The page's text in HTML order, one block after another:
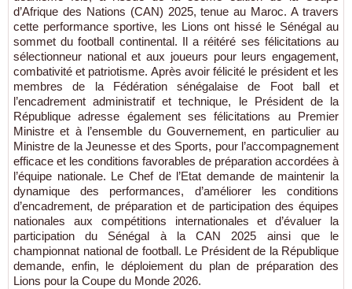
d’Afrique des Nations (CAN) 2025, tenue au Maroc. A travers
cette performance sportive, les Lions ont hissé le Sénégal au
sommet du football continental. Il a réitéré ses félicitations au
sélectionneur national et aux joueurs pour leurs engagement,
combativité et patriotisme. Après avoir félicité le président et les
membres de la Fédération sénégalaise de Foot ball et
l’encadrement administratif et technique, le Président de la
République adresse également ses félicitations au Premier
Ministre et à l’ensemble du Gouvernement, en particulier au
Ministre de la Jeunesse et des Sports, pour l’accompagnement
efficace et les conditions favorables de préparation accordées à
l’équipe nationale. Le Chef de l’Etat demande de maintenir la
dynamique des performances, d’améliorer les conditions
d’encadrement, de préparation et de participation des équipes
nationales aux compétitions internationales et d’évaluer la
participation du Sénégal à la CAN 2025 ainsi que le
championnat national de football. Le Président de la République
demande, enfin, le déploiement du plan de préparation des
Lions pour la Coupe du Monde 2026.